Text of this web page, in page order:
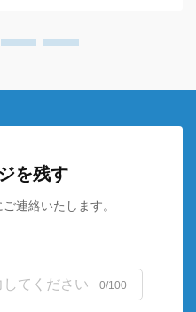
を残す
連絡いたします。
0/100